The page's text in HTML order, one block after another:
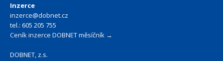
Inzerce
inzerce@dobnet.cz
tel.: 605 205 755
Ceník inzerce DOBNET měsíčník →
DOBNET, z.s.